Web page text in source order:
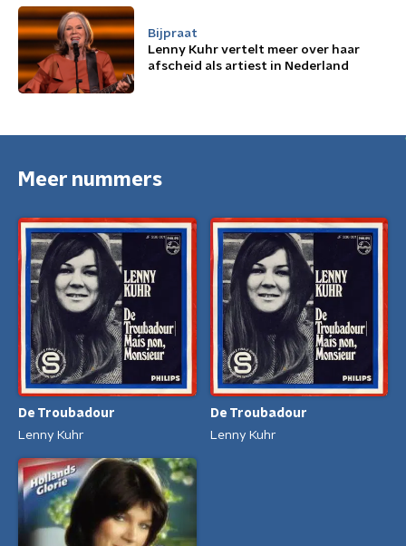
Bijpraat
Lenny Kuhr vertelt meer over haar
afscheid als artiest in Nederland
Meer nummers
De Troubadour
Lenny Kuhr
De Troubadour
Lenny Kuhr